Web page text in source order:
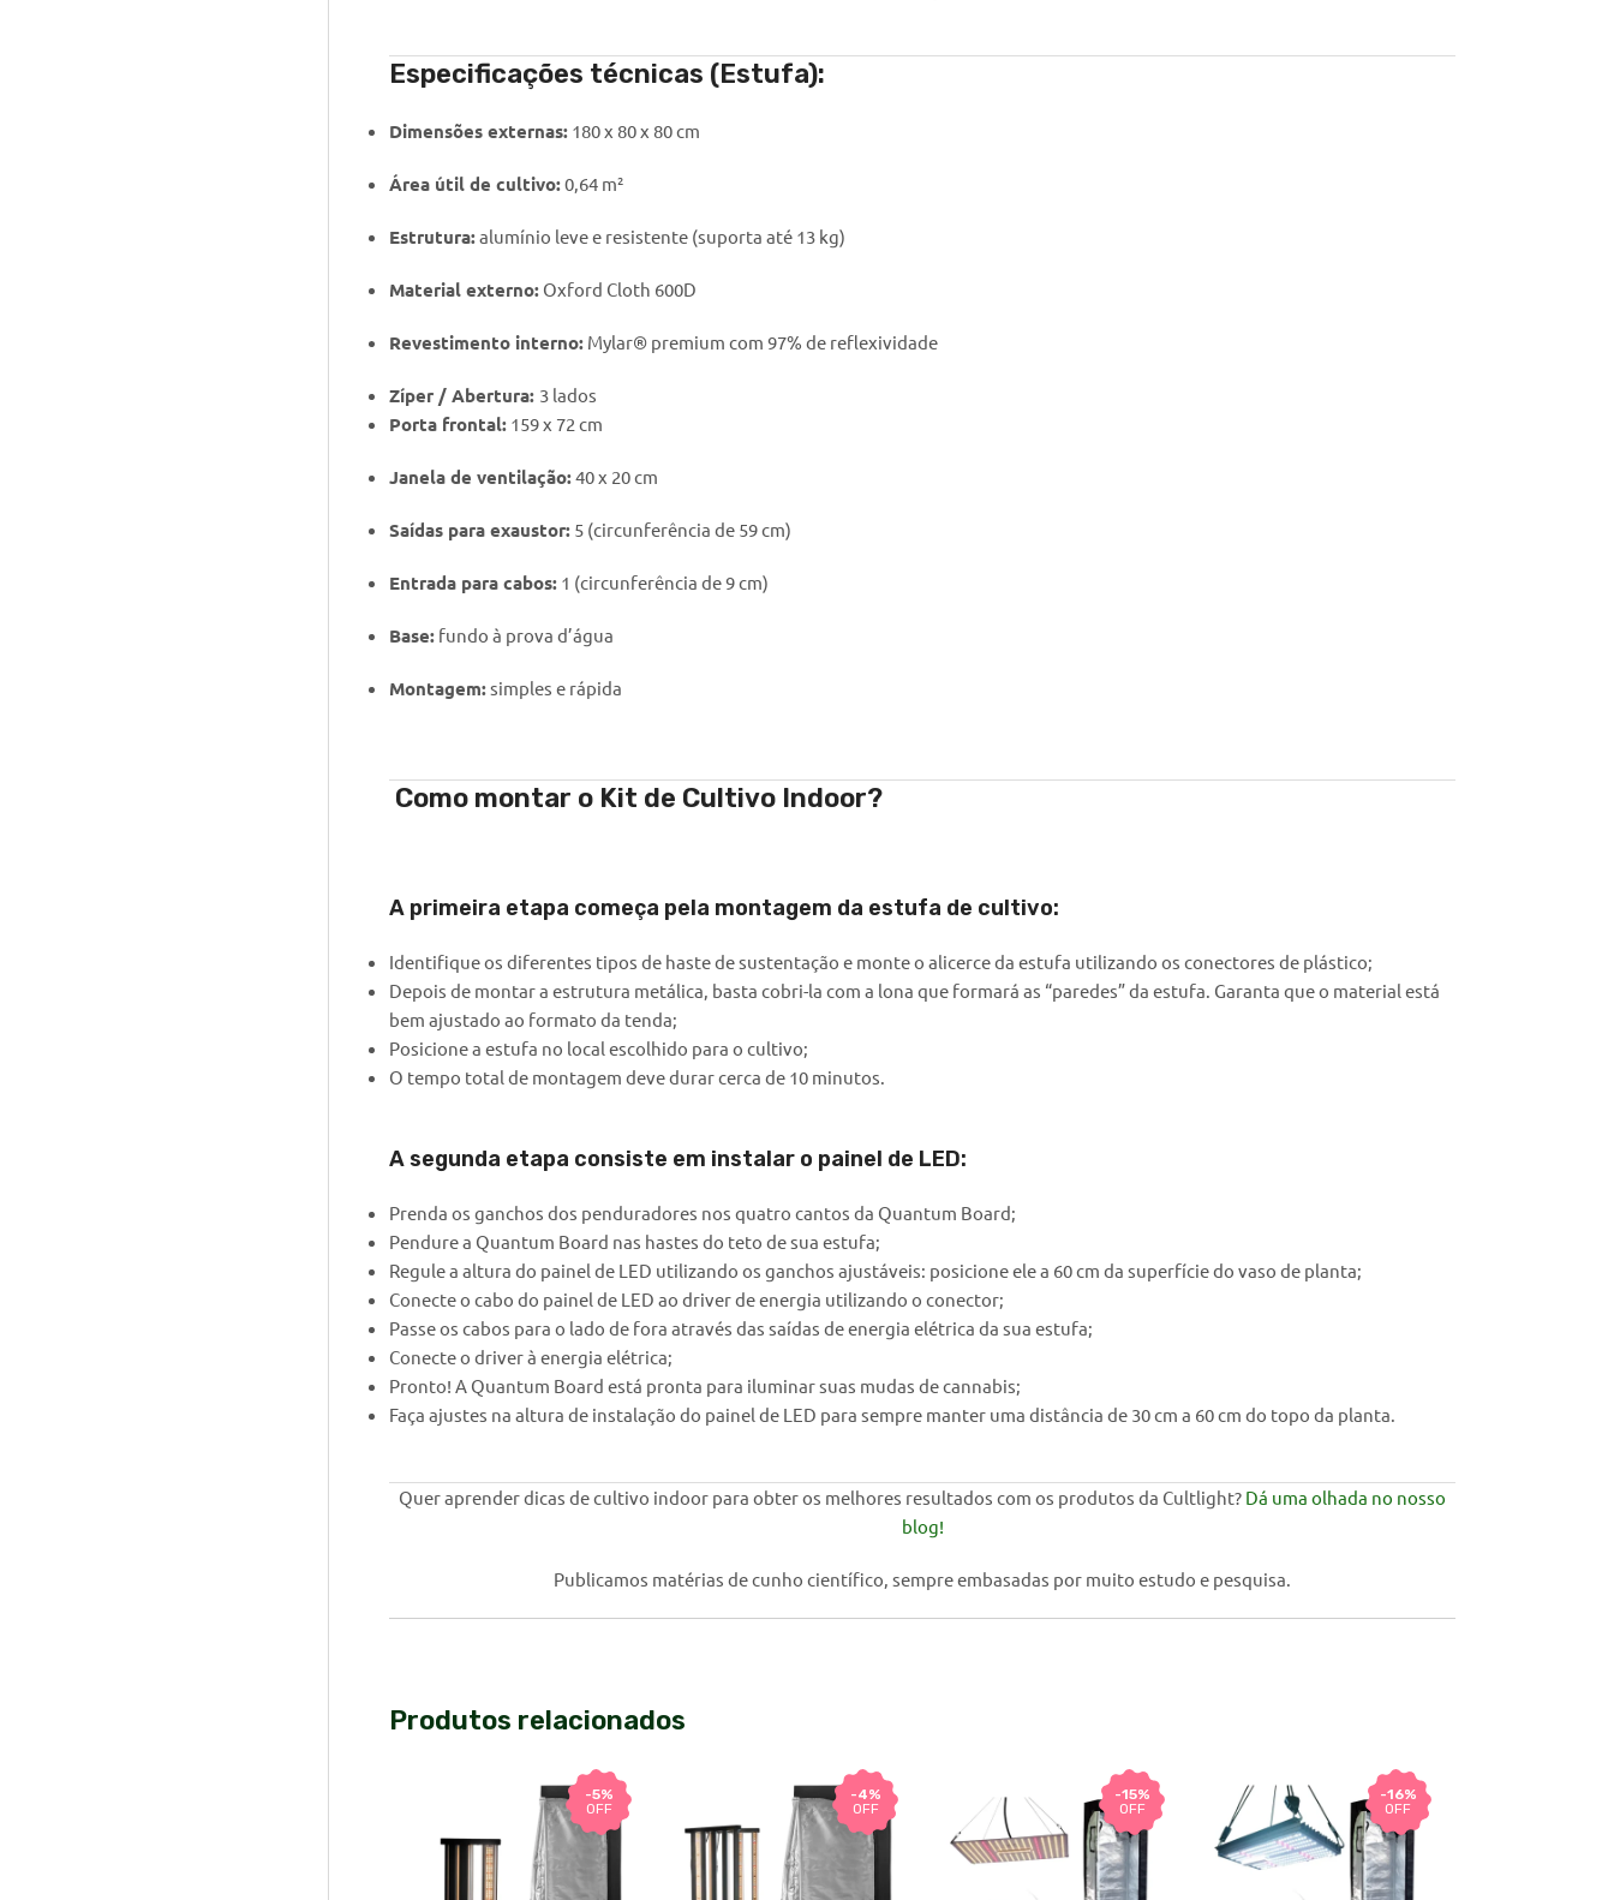
Especificações técnicas (Estufa):
Dimensões externas: 180 x 80 x 80 cm
Área útil de cultivo:0,64 m²
Estrutura:alumínio leve e resistente (suporta até 13 kg)
Material externo: Oxford Cloth 600D
Revestimento interno: Mylar® premium com 97% de reflexividade
Zíper / Abertura: 3 lados
Porta frontal: 159 x 72 cm
Janela de ventilação:40 x 20 cm
Saídas para exaustor: 5 (circunferência de 59 cm)
Entrada para cabos: 1 (circunferência de 9 cm)
Base: fundo à prova d’água
Montagem:simples e rápida
Como montar o Kit de Cultivo Indoor?
A primeira etapa começa pela montagem da estufa de cultivo:
Identifique os diferentes tipos de haste de sustentação e monte o alicerce da estufa utilizando os conectores de plástico;
Depois de montar a estrutura metálica, basta cobri-la com a lona que formará as “paredes” da estufa. Garanta que o material está
bem ajustado ao formato da tenda;
Posicione a estufa no local escolhido para o cultivo;
O tempo total de montagem deve durar cerca de 10 minutos.
A segunda etapa consiste em instalar o painel de LED:
Prenda os ganchos dos penduradores nos quatro cantos da Quantum Board;
Pendure a Quantum Board nas hastes do teto de sua estufa;
Regule a altura do painel de LED utilizando os ganchos ajustáveis: posicione ele a 60 cm da superfície do vaso de planta;
Conecte o cabo do painel de LED ao driver de energia utilizando o conector;
Passe os cabos para o lado de fora através das saídas de energia elétrica da sua estufa;
Conecte o driver à energia elétrica;
Pronto! A Quantum Board está pronta para iluminar suas mudas de cannabis;
Faça ajustes na altura de instalação do painel de LED para sempre manter uma distância de 30 cm a 60 cm do topo da planta.
Quer aprender dicas de cultivo indoor para obter os melhores resultados com os produtos da Cultlight? Dá uma olhada no nosso
blog!
Publicamos matérias de cunho científico, sempre embasadas por muito estudo e pesquisa.
Produtos relacionados
-5%
OFF
-4%
OFF
-15%
OFF
-16%
OFF